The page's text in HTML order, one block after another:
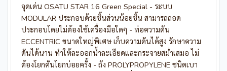
จุดเด่น OSATU STAR 16 Green Special - ระบบ
MODULAR ประกอบด้วยชิ้นส่วนน้อยชิ้น สามารถถอด
ประกอบโดยไม่ต้องใช้เครื่องมือใดๆ - ท่อความดัน
ECCENTRIC ขนาดใหญ่พิเศษ เก็บความดันได้สูง รักษาความ
ดันได้นาน ทำให้ละออกน้ำละเอียดและกระจายสม่ำเสมอ ไม่
ต้องโยกคันโยกบ่อยครั้ง - ถัง PROLYPROPYLENE ชนิดเบา